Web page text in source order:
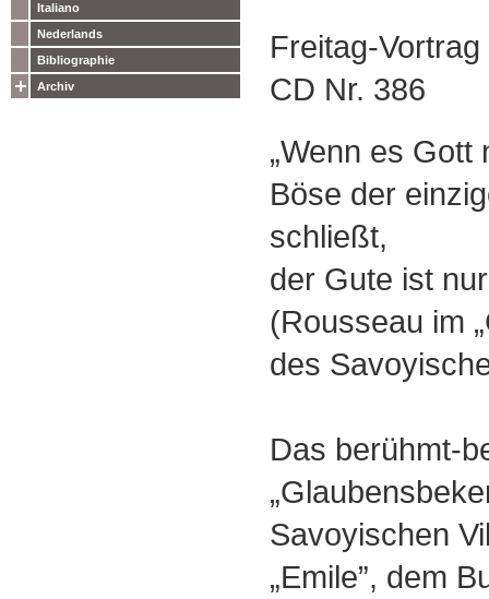
Italiano
Nederlands
Bibliographie
Archiv
Freitag-
CD Nr. 386
„Wenn es Gott
Böse der
schließt,
der Gute ist
(Rousseau im
des
Das berühmt-
Savoyischen
„Emile”, dem